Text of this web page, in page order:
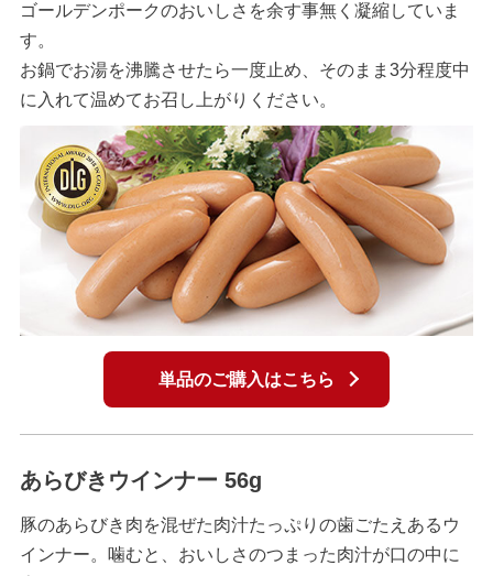
ゴールデンポークのおいしさを余す事無く凝縮していま
す。
お鍋でお湯を沸騰させたら一度止め、そのまま3分程度中
に入れて温めてお召し上がりください。
単品のご購入はこちら
あらびきウインナー 56g
豚のあらびき肉を混ぜた肉汁たっぷりの歯ごたえあるウ
インナー。噛むと、おいしさのつまった肉汁が口の中に